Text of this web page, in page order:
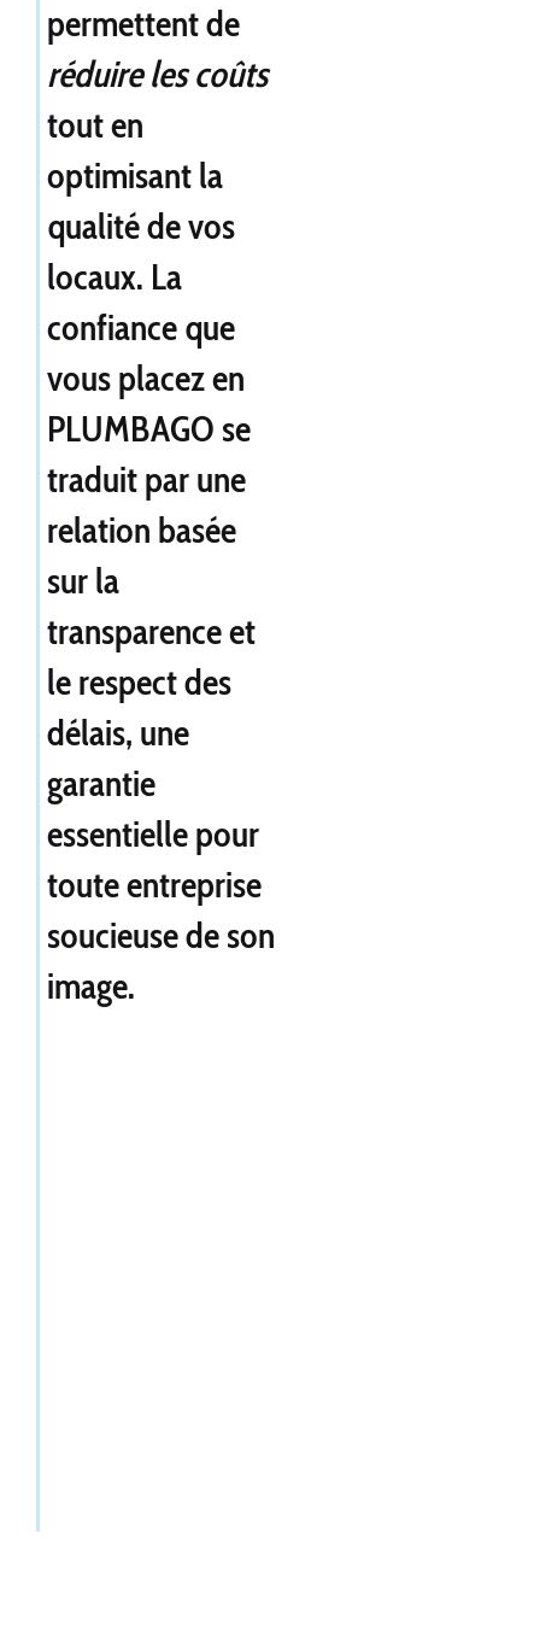
permettent de
réduire les coûts
tout en
optimisant la
qualité de vos
locaux. La
confiance que
vous placez en
PLUMBAGO se
traduit par une
relation basée
sur la
transparence et
le respect des
délais, une
garantie
essentielle pour
toute entreprise
soucieuse de son
image.